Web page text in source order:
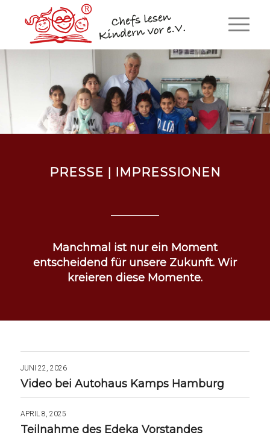
PRESSE | IMPRESSIONEN
Manchmal ist nur ein Moment
entscheidend für unsere Zukunft. Wir
kreieren diese Momente.
JUNI 22, 2026
Video bei Autohaus Kamps Hamburg
APRIL 8, 2025
Teilnahme des Edeka Vorstandes